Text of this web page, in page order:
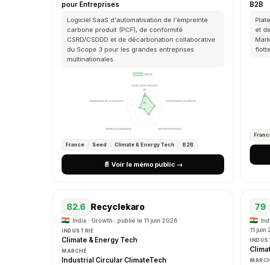
pour Entreprises
Logiciel SaaS d'automatisation de l'empreinte
carbone produit (PCF), de conformité
CSRD/CSDDD et de décarbonation collaborative
du Scope 3 pour les grandes entreprises
multinationales.
France Seed Climate & Energy Tech B2B
📄 Voir le mémo public →
B2B
et
82.6 Recyclekaro
India · Growth · publié le 11 juin 2026
INDUSTRIE
Climate & Energy Tech
MARCHÉ
Industrial Circular ClimateTech
79
11 juin